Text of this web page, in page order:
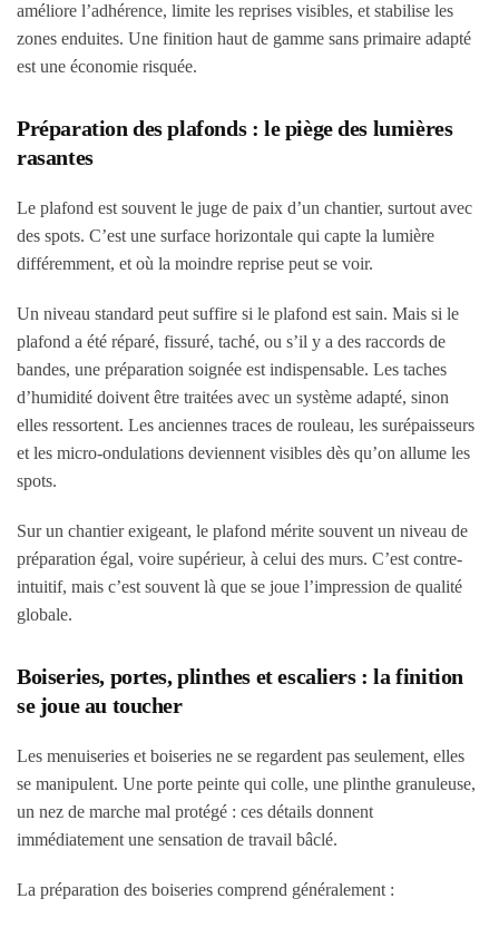
améliore l’adhérence, limite les reprises visibles, et stabilise les
zones enduites. Une finition haut de gamme sans primaire adapté
est une économie risquée.
Préparation des plafonds : le piège des lumières
rasantes
Le plafond est souvent le juge de paix d’un chantier, surtout avec
des spots. C’est une surface horizontale qui capte la lumière
différemment, et où la moindre reprise peut se voir.
Un niveau standard peut suffire si le plafond est sain. Mais si le
plafond a été réparé, fissuré, taché, ou s’il y a des raccords de
bandes, une préparation soignée est indispensable. Les taches
d’humidité doivent être traitées avec un système adapté, sinon
elles ressortent. Les anciennes traces de rouleau, les surépaisseurs
et les micro-ondulations deviennent visibles dès qu’on allume les
spots.
Sur un chantier exigeant, le plafond mérite souvent un niveau de
préparation égal, voire supérieur, à celui des murs. C’est contre-
intuitif, mais c’est souvent là que se joue l’impression de qualité
globale.
Boiseries, portes, plinthes et escaliers : la finition
se joue au toucher
Les menuiseries et boiseries ne se regardent pas seulement, elles
se manipulent. Une porte peinte qui colle, une plinthe granuleuse,
un nez de marche mal protégé : ces détails donnent
immédiatement une sensation de travail bâclé.
La préparation des boiseries comprend généralement :